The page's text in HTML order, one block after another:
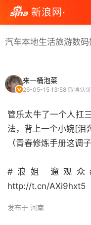
新浪网·
汽车本地生活旅游数码
来一桶泡菜
26-05-15 13:58 微博认
管乐太牛了一个人扛
法，背上一个小婉[泪
（青春修炼手册这调
#浪姐 遛观众
http://t.cn/AXi9hxt5 ​
发布于 河南